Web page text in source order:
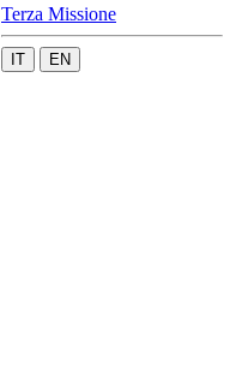
Terza Missione
IT EN